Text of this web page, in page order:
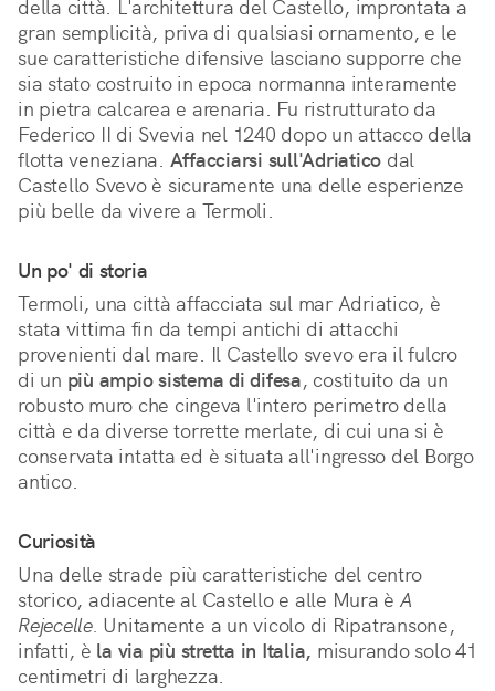
della città. L'architettura del Castello, improntata a
gran semplicità, priva di qualsiasi ornamento, e le
sue caratteristiche difensive lasciano supporre che
sia stato costruito in epoca normanna interamente
in pietra calcarea e arenaria. Fu ristrutturato da
Federico II di Svevia nel 1240 dopo un attacco della
flotta veneziana. Affacciarsi sull'Adriatico dal
Castello Svevo è sicuramente una delle esperienze
più belle da vivere a Termoli.
Un po' di storia
Termoli, una città affacciata sul mar Adriatico, è
stata vittima fin da tempi antichi di attacchi
provenienti dal mare. Il Castello svevo era il fulcro
di un più ampio sistema di difesa, costituito da un
robusto muro che cingeva l'intero perimetro della
città e da diverse torrette merlate, di cui una si è
conservata intatta ed è situata all'ingresso del Borgo
antico.
Curiosità
Una delle strade più caratteristiche del centro
storico, adiacente al Castello e alle Mura è A
Rejecelle. Unitamente a un vicolo di Ripatransone,
infatti, è la via più stretta in Italia, misurando solo 41
centimetri di larghezza.